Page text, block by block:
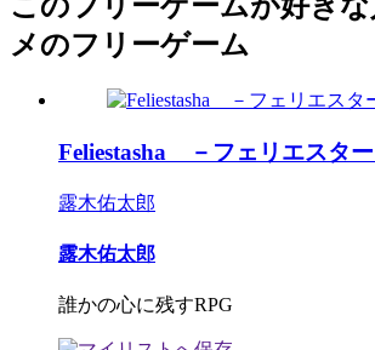
このフリーゲームが好き
メのフリーゲーム
Feliestasha －フェリエスター
露木佑太郎
露木佑太郎
誰かの心に残すRPG